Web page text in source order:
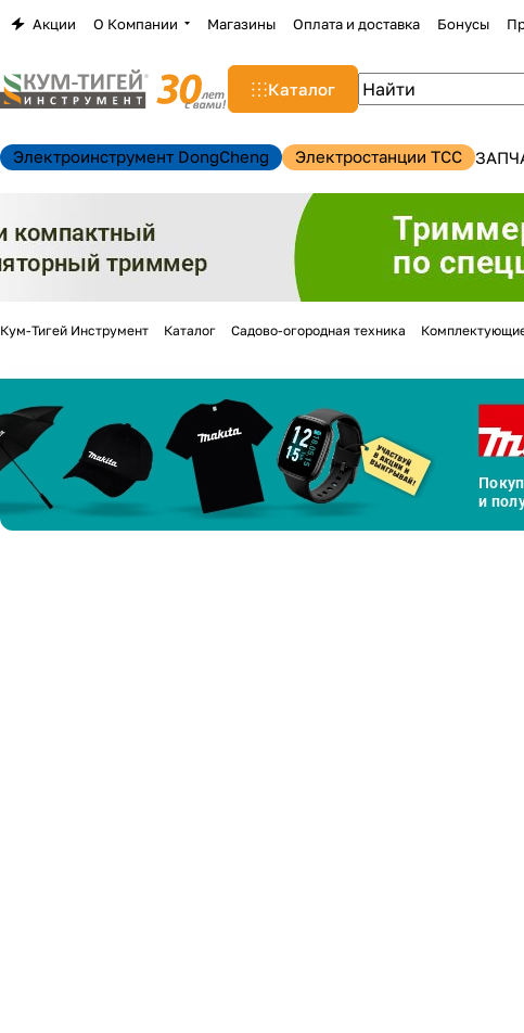
Акции О Компании Магазины Оплата и доставка Бонусы
Каталог
Электроинструмент DongCheng Электростанции TCC
Кум-Тигей Инструмент Каталог Садово-огородная техника
Для
на